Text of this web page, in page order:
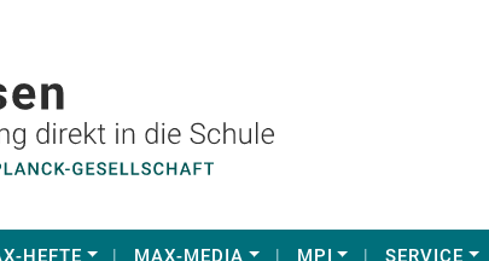
HEFTE MAX-MEDIA MPI SERVICE